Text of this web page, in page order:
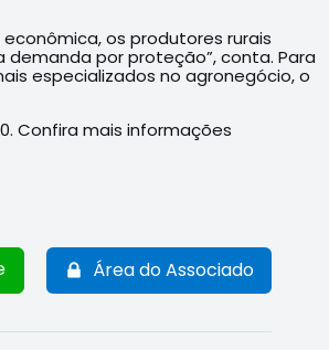
os produtores rurais
demanda por proteção”, conta. Para
especializados no agronegócio, o
Confira mais informações
Área do Associado